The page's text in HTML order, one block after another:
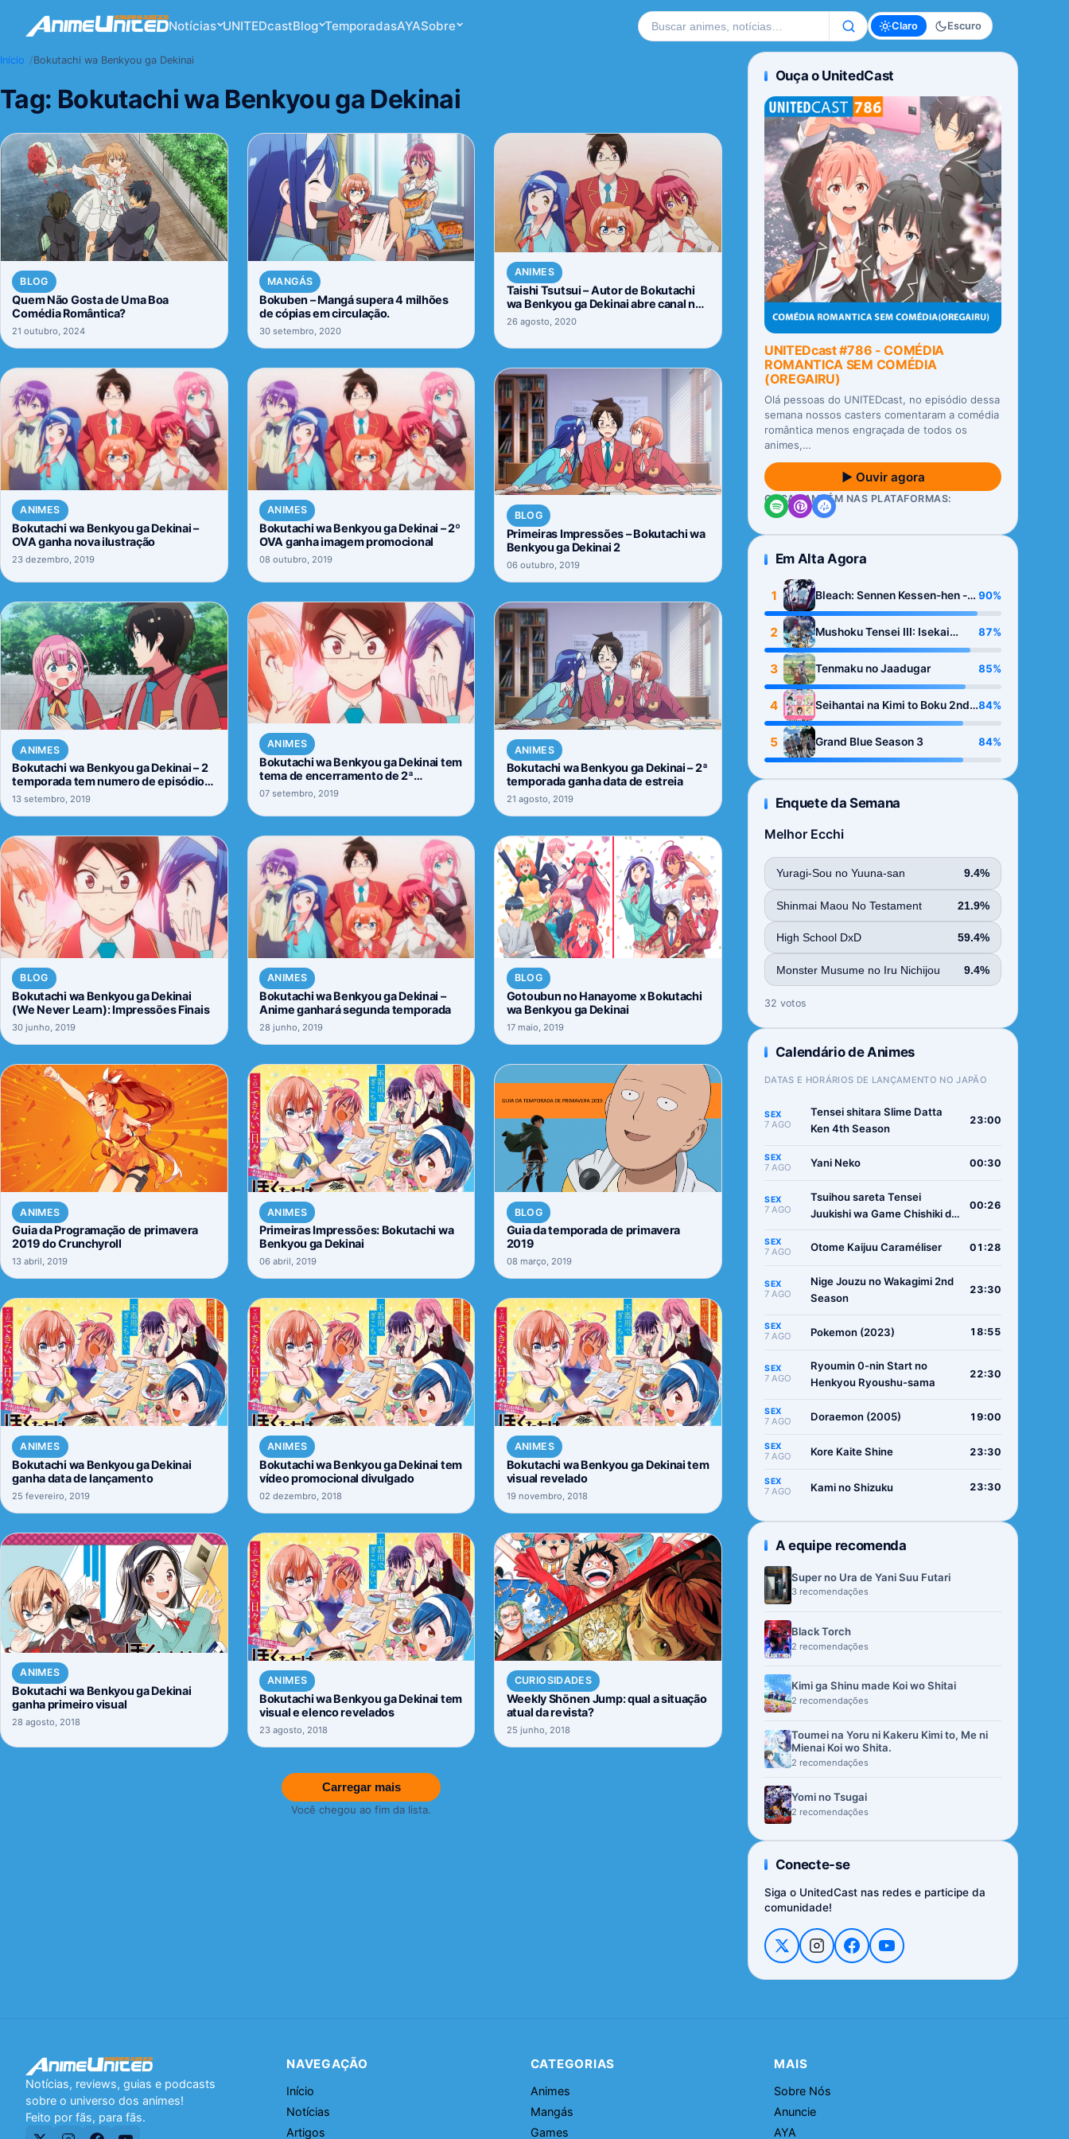
Notícias UNITEDcastBlog TemporadasAYASobre Buscar no site Claro Escuro
Início Bokutachi wa Benkyou ga Dekinai
Tag: Bokutachi wa Benkyou ga Dekinai
BLOG
Quem Não Gosta de Uma Boa
Comédia Romântica?
21 outubro, 2024
MANGÁS
Bokuben – Mangá supera 4 milhões
de cópias em circulação.
30 setembro, 2020
ANIMES
Taishi Tsutsui – Autor de Bokutachi
wa Benkyou ga Dekinai abre canal no
YouTube
26 agosto, 2020
ANIMES
Bokutachi wa Benkyou ga Dekinai –
OVA ganha nova ilustração
23 dezembro, 2019
ANIMES
Bokutachi wa Benkyou ga Dekinai – 2º
OVA ganha imagem promocional
08 outubro, 2019
BLOG
Primeiras Impressões – Bokutachi wa
Benkyou ga Dekinai 2
06 outubro, 2019
ANIMES
Bokutachi wa Benkyou ga Dekinai – 2
temporada tem numero de episódios
definidos
13 setembro, 2019
ANIMES
Bokutachi wa Benkyou ga Dekinai tem
tema de encerramento de 2ª
temporada revelado
07 setembro, 2019
ANIMES
Bokutachi wa Benkyou ga Dekinai – 2ª
temporada ganha data de estreia
21 agosto, 2019
BLOG
Bokutachi wa Benkyou ga Dekinai
(We Never Learn): Impressões Finais
30 junho, 2019
ANIMES
Bokutachi wa Benkyou ga Dekinai –
Anime ganhará segunda temporada
28 junho, 2019
BLOG
Gotoubun no Hanayome x Bokutachi
wa Benkyou ga Dekinai
17 maio, 2019
ANIMES
Guia da Programação de primavera
2019 do Crunchyroll
13 abril, 2019
ANIMES
Primeiras Impressões: Bokutachi wa
Benkyou ga Dekinai
06 abril, 2019
BLOG
Guia da temporada de primavera
2019
08 março, 2019
ANIMES
Bokutachi wa Benkyou ga Dekinai
ganha data de lançamento
25 fevereiro, 2019
ANIMES
Bokutachi wa Benkyou ga Dekinai tem
vídeo promocional divulgado
02 dezembro, 2018
ANIMES
Bokutachi wa Benkyou ga Dekinai tem
visual revelado
19 novembro, 2018
ANIMES
Bokutachi wa Benkyou ga Dekinai
ganha primeiro visual
28 agosto, 2018
ANIMES
Bokutachi wa Benkyou ga Dekinai tem
visual e elenco revelados
23 agosto, 2018
CURIOSIDADES
Weekly Shōnen Jump: qual a situação
atual da revista?
25 junho, 2018
Carregar mais
Você chegou ao fim da lista.
Ouça o UnitedCast
UNITEDcast #786 - COMÉDIA
ROMANTICA SEM COMÉDIA
(OREGAIRU)
Olá pessoas do UNITEDcast, no episódio dessa
semana nossos casters comentaram a comédia
romântica menos engraçada de todos os
animes,…
▶ Ouvir agora
OUÇA TAMBÉM NAS PLATAFORMAS:
Em Alta Agora
1
Bleach: Sennen Kessen-hen -
Kashin-tan
90%
2
Mushoku Tensei III: Isekai
Ittara Honki Dasu
87%
3 Tenmaku no Jaadugar 85%
4
Seihantai na Kimi to Boku 2nd
Season
84%
5 Grand Blue Season 3 84%
Enquete da Semana
Melhor Ecchi
Yuragi-Sou no Yuuna-san 9.4%
Shinmai Maou No Testament 21.9%
High School DxD 59.4%
Monster Musume no Iru Nichijou 9.4%
32 votos
Calendário de Animes
DATAS E HORÁRIOS DE LANÇAMENTO NO JAPÃO
SEX
7 AGO
Tensei shitara Slime Datta
Ken 4th Season
23:00
SEX
7 AGO Yani Neko 00:30
SEX
7 AGO
Tsuihou sareta Tensei
Juukishi wa Game Chishiki de
00:26
SEX
7 AGO Otome Kaijuu Caraméliser 01:28
SEX
7 AGO
Nige Jouzu no Wakagimi 2nd
Season
23:30
SEX
7 AGO Pokemon (2023) 18:55
SEX
7 AGO
Ryoumin 0-nin Start no
Henkyou Ryoushu-sama
22:30
SEX
7 AGO Doraemon (2005) 19:00
SEX
7 AGO Kore Kaite Shine 23:30
SEX
7 AGO Kami no Shizuku 23:30
A equipe recomenda
Super no Ura de Yani Suu Futari
3 recomendações
Black Torch
2 recomendações
Kimi ga Shinu made Koi wo Shitai
2 recomendações
Toumei na Yoru ni Kakeru Kimi to, Me ni
Mienai Koi wo Shita.
2 recomendações
Yomi no Tsugai
2 recomendações
Conecte-se
Siga o UnitedCast nas redes e participe da
comunidade!
Notícias, reviews, guias e podcasts
sobre o universo dos animes!
Feito por fãs, para fãs.
NAVEGAÇÃO
Início
Notícias
Artigos
CATEGORIAS
Animes
Mangás
Games
MAIS
Sobre Nós
Anuncie
AYA